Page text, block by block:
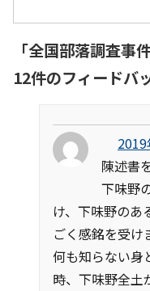
「全国部落調査事
12件のフィードバ
陳述書
下味野
け、下味野のあ
ごく感銘を受け
何も知らない身
時、下味野全土